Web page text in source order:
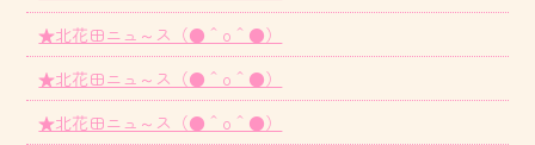
★北花田ニュ～ス（●＾o＾●）
★北花田ニュ～ス（●＾o＾●）
★北花田ニュ～ス（●＾o＾●）